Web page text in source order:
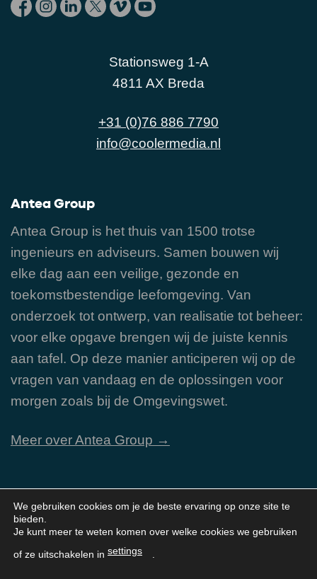
Stationsweg 1-A
4811 AX Breda
+31 (0)76 886 7790
info@coolermedia.nl
Antea Group
Antea Group is het thuis van 1500 trotse
ingenieurs en adviseurs. Samen bouwen wij
elke dag aan een veilige, gezonde en
toekomstbestendige leefomgeving. Van
onderzoek tot ontwerp, van realisatie tot beheer:
voor elke opgave brengen wij de juiste kennis
aan tafel. Op deze manier anticiperen wij op de
vragen van vandaag en de oplossingen voor
morgen zoals bij de Omgevingswet.
Meer over Antea Group →
Navigatie
Je bevindt je hier:Home»Contact
We gebruiken cookies om je de beste ervaring op onze site te
bieden.
Je kunt meer te weten komen over welke cookies we gebruiken
of ze uitschakelen in settings .